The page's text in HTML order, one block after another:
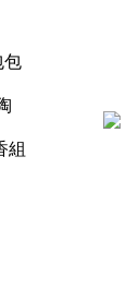
包
組